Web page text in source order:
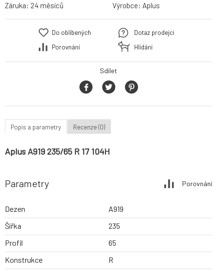
Záruka: 24 měsíců Výrobce: Aplus
Do oblíbených
Porovnání
Dotaz prodejci
Hlídání
Sdílet
Popis a parametry Recenze (0)
Aplus A919 235/65 R 17 104H
Parametry Porovnání
Dezen
A919
Šířka
235
Profil
65
Konstrukce
R